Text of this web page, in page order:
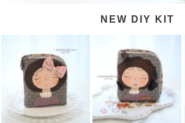
NEW DIY KIT